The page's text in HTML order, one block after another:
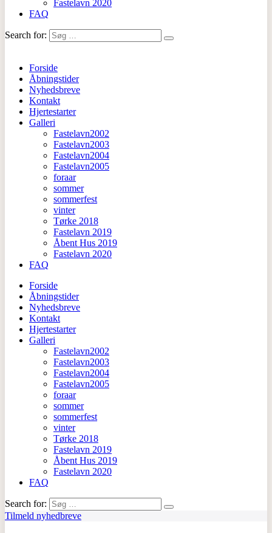
Fastelavn 2020
FAQ
Search for:
Forside
Åbningstider
Nyhedsbreve
Kontakt
Hjertestarter
Galleri
Fastelavn2002
Fastelavn2003
Fastelavn2004
Fastelavn2005
foraar
sommer
sommerfest
vinter
Tørke 2018
Fastelavn 2019
Åbent Hus 2019
Fastelavn 2020
FAQ
Forside
Åbningstider
Nyhedsbreve
Kontakt
Hjertestarter
Galleri
Fastelavn2002
Fastelavn2003
Fastelavn2004
Fastelavn2005
foraar
sommer
sommerfest
vinter
Tørke 2018
Fastelavn 2019
Åbent Hus 2019
Fastelavn 2020
FAQ
Search for:
Tilmeld nyhedbreve